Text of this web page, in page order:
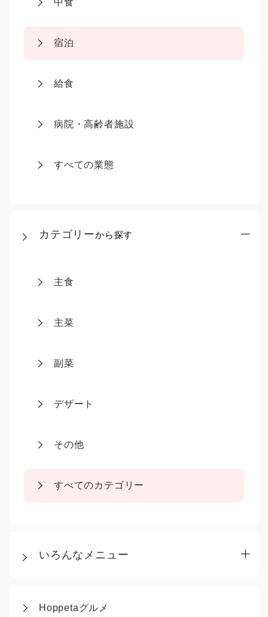
中食
宿泊
給食
病院・高齢者施設
すべての業態
カテゴリーから探す
主食
主菜
副菜
デザート
その他
すべてのカテゴリー
いろんなメニュー
Hoppetaグルメ